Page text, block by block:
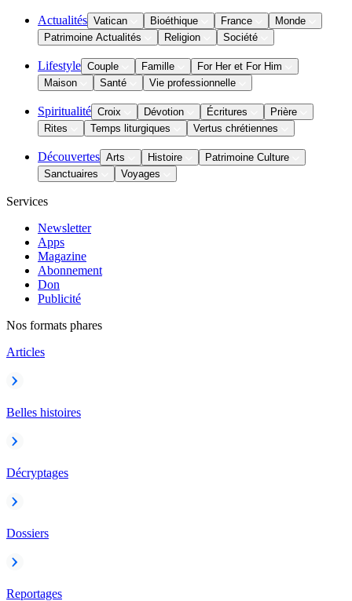
Actualités Vatican Bioéthique France
Monde
Patrimoine Actualités
Religion Société
Lifestyle Couple Famille
For Her et For Him
Maison
Santé Vie professionnelle
Spiritualité Croix Dévotion Écritures
Prière
Rites
Temps liturgiques Vertus chrétiennes
Découvertes Arts Histoire
Patrimoine Culture
Sanctuaires
Voyages
Services
Newsletter
Apps
Magazine
Abonnement
Don
Publicité
Nos formats phares
Articles
Belles histoires
Décryptages
Dossiers
Reportages